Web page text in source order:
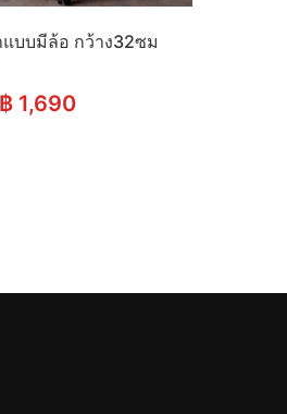
บบมีล้อ กว้าง32ซม
฿ 1,690